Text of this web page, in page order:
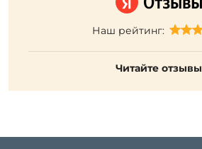
Наш рейтинг:
Читайте отзывы